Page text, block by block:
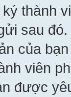
thành
sau
của
viên
được